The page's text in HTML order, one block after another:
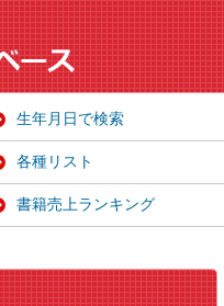
生年月日で検索
各種リスト
書籍売上ランキング